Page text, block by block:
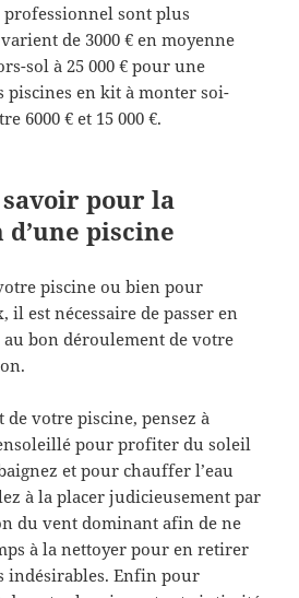
sont plus
de 3000 € en moyenne
sol à 25 000 € pour une
piscines en kit à monter soi-
6000 € et 15 000 €.
pour la
piscine
piscine ou bien pour
est nécessaire de passer en
bon déroulement de votre
de votre piscine, pensez à
pour profiter du soleil
et pour chauffer l’eau
à la placer judicieusement par
du vent dominant afin de ne
à la nettoyer pour en retirer
indésirables. Enfin pour